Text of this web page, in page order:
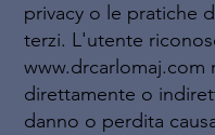
privacy o le pratiche
terzi. L'utente
www.drcarlomaj.com
direttamente o
danno o perdita